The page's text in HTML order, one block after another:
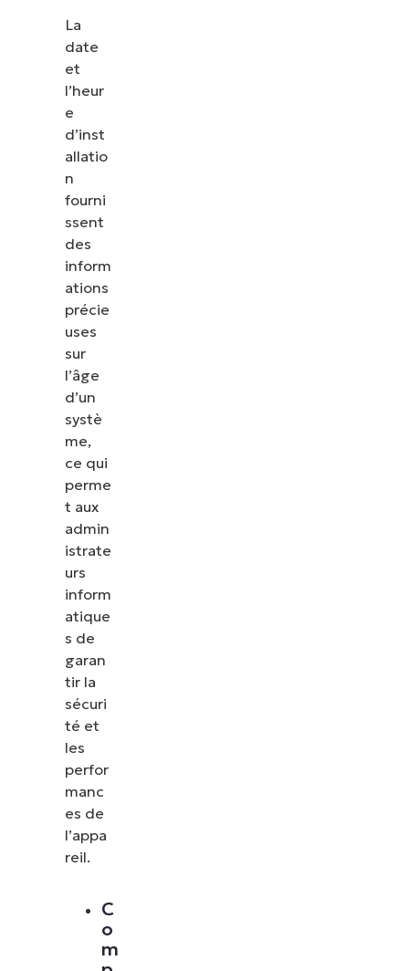
La
date
et
l’heur
e
d’inst
allatio
n
fourni
ssent
des
inform
ations
précie
uses
sur
l’âge
d’un
systè
me,
ce qui
perme
t aux
admin
istrate
urs
inform
atique
s de
garan
tir la
sécuri
té et
les
perfor
manc
es de
l’appa
reil.
C
o
m